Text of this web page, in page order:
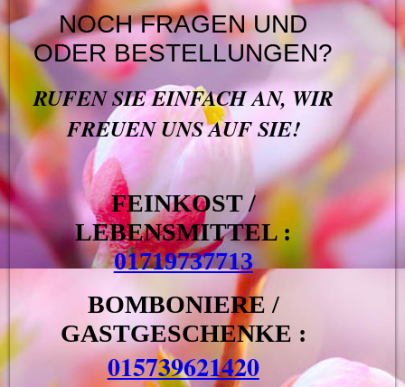
NOCH FRAGEN UND
ODER BESTELLUNGEN?
RUFEN SIE EINFACH AN, WIR
FREUEN UNS AUF SIE!
FEINKOST /
LEBENSMITTEL :
01719737713
BOMBONIERE /
GASTGESCHENKE :
015739621420